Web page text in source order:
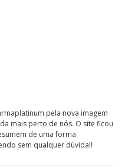
pela nova imagem
mais perto de nós. O site ficou
de uma forma
sem qualquer dúvida!!